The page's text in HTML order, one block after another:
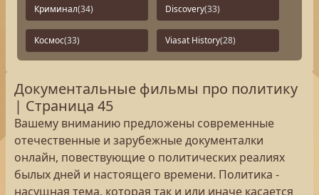
Криминал(34) Discovery(33)
Космос(33) Viasat History(28)
Документальные фильмы про политику
| Страница 45
Вашему вниманию предложены современные
отечественные и зарубежные документалки
онлайн, повествующие о политических реалиях
былых дней и настоящего времени. Политика -
насущная тема, которая так и или иначе касается